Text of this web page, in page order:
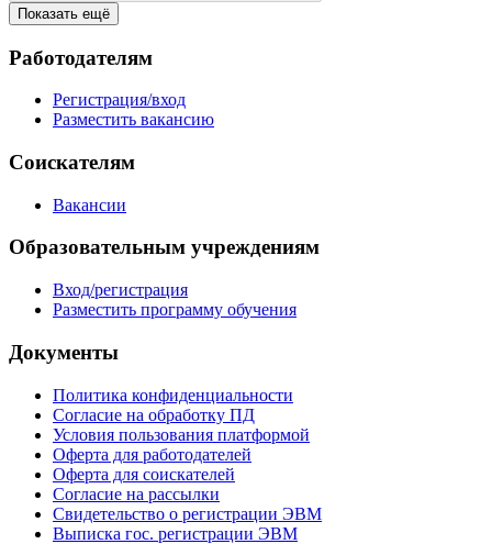
Показать ещё
Работодателям
Регистрация/вход
Разместить вакансию
Соискателям
Вакансии
Образовательным учреждениям
Вход/регистрация
Разместить программу обучения
Документы
Политика конфиденциальности
Согласие на обработку ПД
Условия пользования платформой
Оферта для работодателей
Оферта для соискателей
Согласие на рассылки
Свидетельство о регистрации ЭВМ
Выписка гос. регистрации ЭВМ